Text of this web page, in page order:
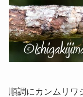
順調にカンムリワ